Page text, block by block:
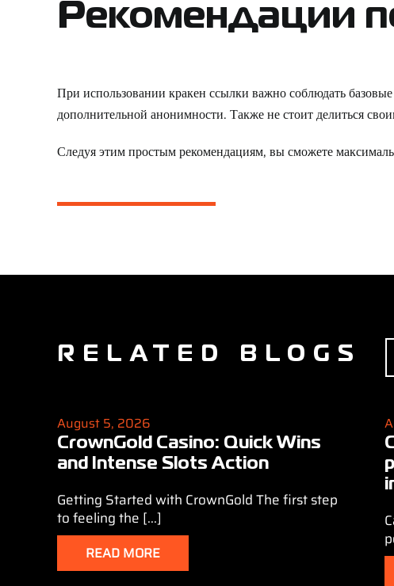
Рекомендации
При использовании кракен ссылки важно соблюдать
дополнительной анонимности. Также не стоит делиться
Следуя этим простым рекомендациям, вы сможете
RELATED BLOGS
August 5, 2026
CrownGold Casino: Quick Wins
and Intense Slots Action
Getting Started with CrownGold The first step
to feeling the [...]
READ MORE